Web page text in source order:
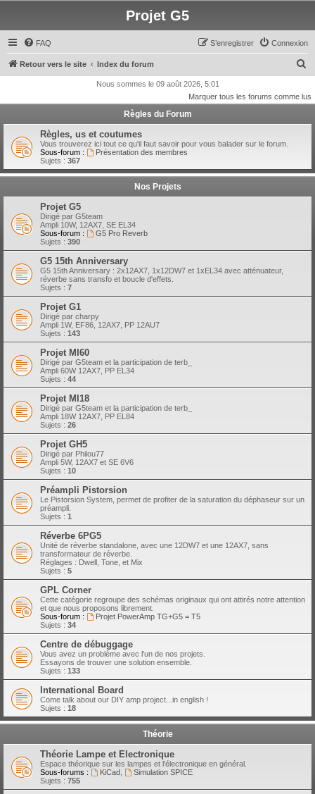
Projet G5
FAQ Connexion
S’enregistrer
Retour vers le site Index du forum
c
e
Nous sommes le 09 août 2026, 5:01
Marquer tous les forums comme lus
Règles du Forum
Règles, us et coutumes
Vous trouverez ici tout ce qu'il faut savoir pour vous balader sur le forum.
Sous-forum :
Présentation des membres
Sujets : 367
Nos Projets
Projet G5
Dirigé par G5team
Ampli 10W, 12AX7, SE EL34
Sous-forum :
G5 Pro Reverb
Sujets : 390
G5 15th Anniversary
G5 15th Anniversary : 2x12AX7, 1x12DW7 et 1xEL34 avec atténuateur,
réverbe sans transfo et boucle d'effets.
Sujets : 7
Projet G1
Dirigé par charpy
Ampli 1W, EF86, 12AX7, PP 12AU7
Sujets : 143
Projet MI60
Dirigé par G5team et la participation de terb_
Ampli 60W 12AX7, PP EL34
Sujets : 44
Projet MI18
Dirigé par G5team et la participation de terb_
Ampli 18W 12AX7, PP EL84
Sujets : 26
Projet GH5
Dirigé par Philou77
Ampli 5W, 12AX7 et SE 6V6
Sujets : 10
Préampli Pistorsion
Le Pistorsion System, permet de profiter de la saturation du déphaseur sur un
préampli.
Sujets : 1
Réverbe 6PG5
Unité de réverbe standalone, avec une 12DW7 et une 12AX7, sans
transformateur de réverbe.
Réglages : Dwell, Tone, et Mix
Sujets : 5
GPL Corner
Cette catégorie regroupe des schémas originaux qui ont attirés notre attention
et que nous proposons librement.
Sous-forum :
Projet PowerAmp TG+G5 = T5
Sujets : 34
Centre de débuggage
Vous avez un problème avec l'un de nos projets.
Essayons de trouver une solution ensemble.
Sujets : 133
International Board
Come talk about our DIY amp project...in english !
Sujets : 18
Théorie
Théorie Lampe et Electronique
Espace théorique sur les lampes et l'électronique en général.
Sous-forums :
KiCad,
Simulation SPICE
Sujets : 755